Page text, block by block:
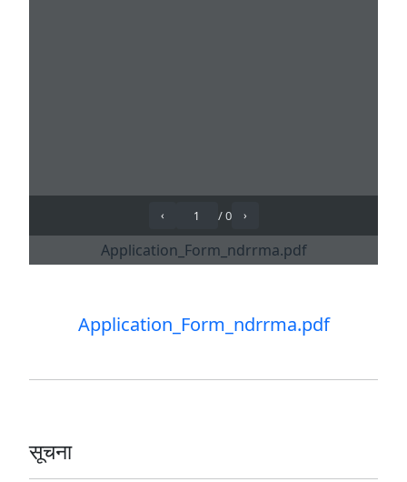
Application_Form_ndrrma.pdf
सूचना